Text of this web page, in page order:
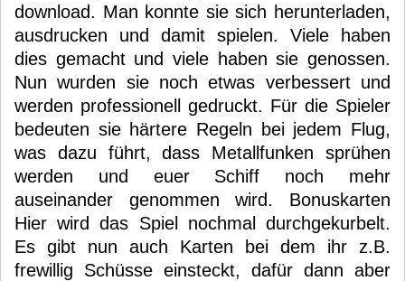
download. Man konnte sie sich herunterladen,
ausdrucken und damit spielen. Viele haben
dies gemacht und viele haben sie genossen.
Nun wurden sie noch etwas verbessert und
werden professionell gedruckt. Für die Spieler
bedeuten sie härtere Regeln bei jedem Flug,
was dazu führt, dass Metallfunken sprühen
werden und euer Schiff noch mehr
auseinander genommen wird. Bonuskarten
Hier wird das Spiel nochmal durchgekurbelt.
Es gibt nun auch Karten bei dem ihr z.B.
frewillig Schüsse einsteckt, dafür dann aber